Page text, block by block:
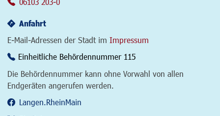
Anfahrt
E-Mail-Adressen der Stadt im Impressum
Einheitliche Behördennummer 115
Die Behördennummer kann ohne Vorwahl von allen
Endgeräten angerufen werden.
Langen.RheinMain